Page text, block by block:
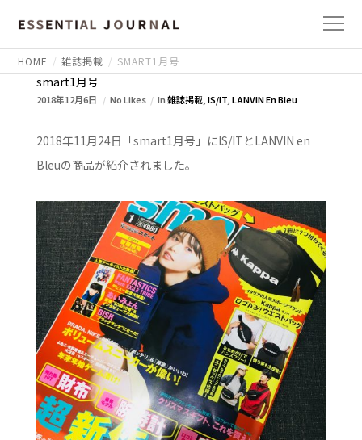
HOME 雑誌掲載 SMART1月号
smart1月号
2018年12月6日 No Likes In雑誌掲載, IS/IT, LANVIN En Bleu
2018年11月24日「smart1月号」にIS/ITとLANVIN en
Bleuの商品が紹介されました。